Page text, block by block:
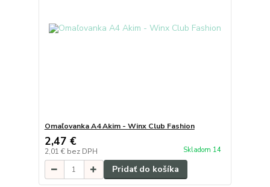
Omaľovanka A4 Akim - Winx Club Fashion
2,47 €
2,01 € bez DPH Skladom 14
Pridať do košíka